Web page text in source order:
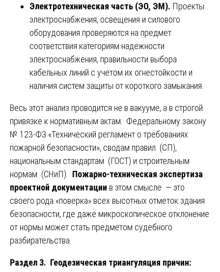
Электротехническая часть (ЭО, ЭМ). Проекты
электроснабжения, освещения и силового
оборудования проверяются на предмет
соответствия категориям надежности
электроснабжения, правильности выбора
кабельных линий с учетом их огнестойкости и
наличия систем защиты от короткого замыкания.
Весь этот анализ проводится не в вакууме, а в строгой
привязке к нормативным актам: Федеральному закону
№ 123-ФЗ «Технический регламент о требованиях
пожарной безопасности», сводам правил (СП),
национальным стандартам (ГОСТ) и строительным
нормам (СНиП). Пожарно-техническая экспертиза
проектной документации в этом смысле — это
своего рода «поверка» всех высотных отметок здания
безопасности, где даже микроскопическое отклонение
от нормы может стать предметом судебного
разбирательства.
Раздел 3. Геодезическая триангуляция причин: